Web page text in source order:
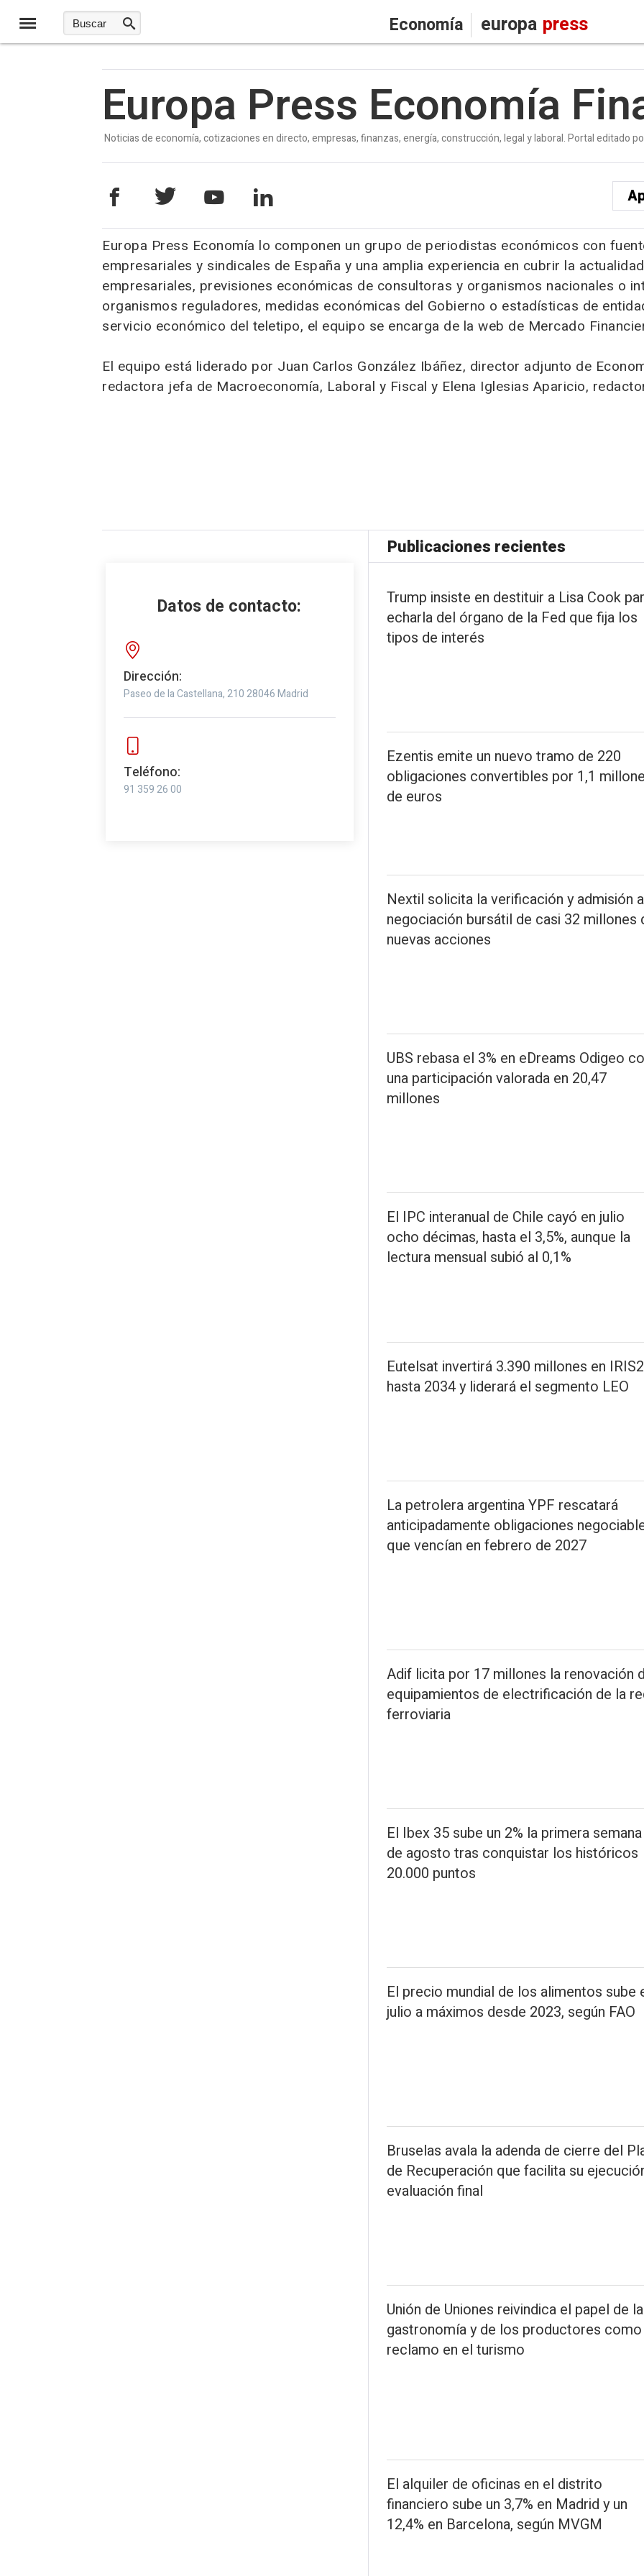
Economía europa press
Europa Press Economía
​Noticias de economía, cotizaciones en directo, empresas, finanzas, energía, construcción, legal y laboral. Portal editado
Europa Press Economía lo componen un grupo de periodistas económicos con
empresariales y sindicales de España y una amplia experiencia en cubrir la
empresariales, previsiones económicas de consultoras y organismos nacionales o
organismos reguladores, medidas económicas del Gobierno o estadísticas de
servicio económico del teletipo, el equipo se encarga de la web de Mercado
El equipo está liderado por Juan Carlos González Ibáñez, director adjunto de
redactora jefa de Macroeconomía, Laboral y Fiscal y Elena Iglesias Aparicio,
Datos de contacto:
Dirección:
Paseo de la Castellana, 21028046 Madrid
Teléfono:
91 359 26 00
Publicaciones recientes
Trump insiste en destituir a Lisa Cook
echarla del órgano de la Fed que fija los
tipos de interés
Ezentis emite un nuevo tramo de 220
obligaciones convertibles por 1,1
de euros
Nextil solicita la verificación y admisión a
negociación bursátil de casi 32 millones
nuevas acciones
UBS rebasa el 3% en eDreams Odigeo
una participación valorada en 20,47
millones
El IPC interanual de Chile cayó en julio
ocho décimas, hasta el 3,5%, aunque la
lectura mensual subió al 0,1%
Eutelsat invertirá 3.390 millones en IRIS2
hasta 2034 y liderará el segmento LEO
La petrolera argentina YPF rescatará
anticipadamente obligaciones
que vencían en febrero de 2027
Adif licita por 17 millones la renovación
equipamientos de electrificación de la
ferroviaria
El Ibex 35 sube un 2% la primera semana
de agosto tras conquistar los históricos
20.000 puntos
El precio mundial de los alimentos sube
julio a máximos desde 2023, según FAO
Bruselas avala la adenda de cierre del
de Recuperación que facilita su
evaluación final
Unión de Uniones reivindica el papel de la
gastronomía y de los productores como
reclamo en el turismo
El alquiler de oficinas en el distrito
financiero sube un 3,7% en Madrid y un
12,4% en Barcelona, según MVGM